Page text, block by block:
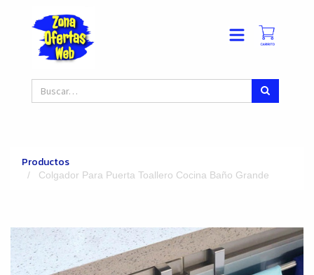
Productos
Colgador Para Puerta Toallero Cocina Baño Grande